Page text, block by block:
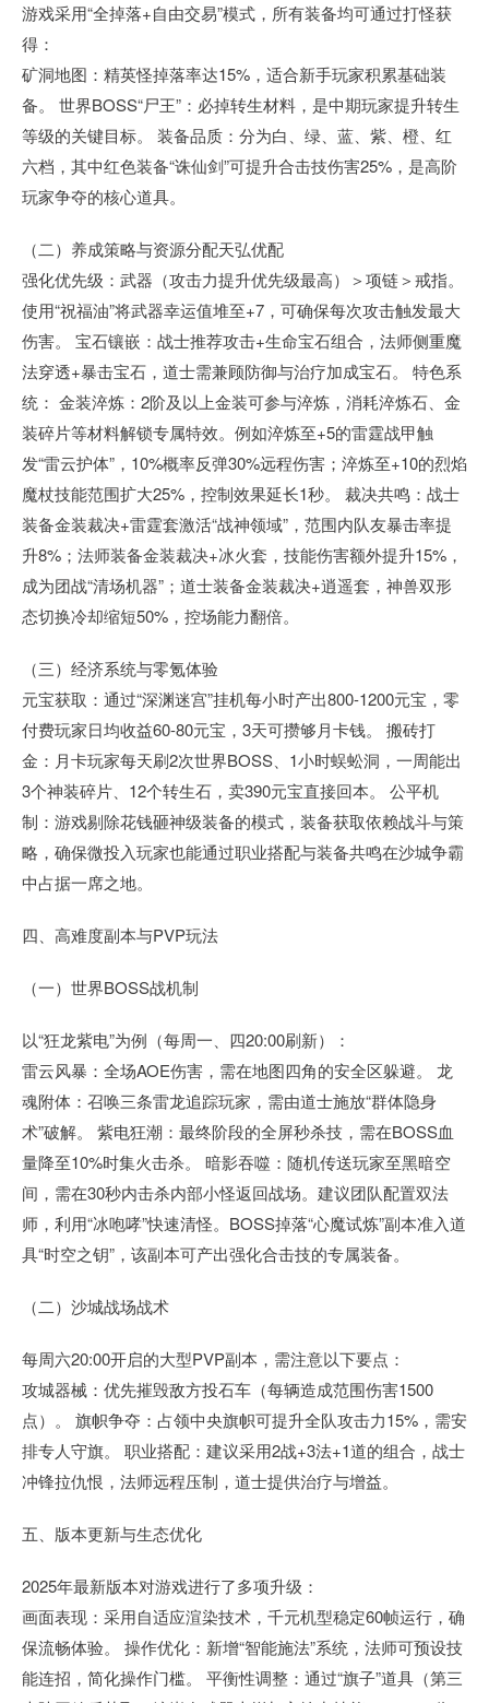
游戏采用“全掉落+自由交易”模式，所有装备均可通过打怪获
得：
矿洞地图：精英怪掉落率达15%，适合新手玩家积累基础装
备。 世界BOSS“尸王”：必掉转生材料，是中期玩家提升转生
等级的关键目标。 装备品质：分为白、绿、蓝、紫、橙、红
六档，其中红色装备“诛仙剑”可提升合击技伤害25%，是高阶
玩家争夺的核心道具。
（二）养成策略与资源分配天弘优配
强化优先级：武器（攻击力提升优先级最高）＞项链＞戒指。
使用“祝福油”将武器幸运值堆至+7，可确保每次攻击触发最大
伤害。 宝石镶嵌：战士推荐攻击+生命宝石组合，法师侧重魔
法穿透+暴击宝石，道士需兼顾防御与治疗加成宝石。 特色系
统： 金装淬炼：2阶及以上金装可参与淬炼，消耗淬炼石、金
装碎片等材料解锁专属特效。例如淬炼至+5的雷霆战甲触
发“雷云护体”，10%概率反弹30%远程伤害；淬炼至+10的烈焰
魔杖技能范围扩大25%，控制效果延长1秒。 裁决共鸣：战士
装备金装裁决+雷霆套激活“战神领域”，范围内队友暴击率提
升8%；法师装备金装裁决+冰火套，技能伤害额外提升15%，
成为团战“清场机器”；道士装备金装裁决+逍遥套，神兽双形
态切换冷却缩短50%，控场能力翻倍。
（三）经济系统与零氪体验
元宝获取：通过“深渊迷宫”挂机每小时产出800-1200元宝，零
付费玩家日均收益60-80元宝，3天可攒够月卡钱。 搬砖打
金：月卡玩家每天刷2次世界BOSS、1小时蜈蚣洞，一周能出
3个神装碎片、12个转生石，卖390元宝直接回本。 公平机
制：游戏剔除花钱砸神级装备的模式，装备获取依赖战斗与策
略，确保微投入玩家也能通过职业搭配与装备共鸣在沙城争霸
中占据一席之地。
四、高难度副本与PVP玩法
（一）世界BOSS战机制
以“狂龙紫电”为例（每周一、四20:00刷新）：
雷云风暴：全场AOE伤害，需在地图四角的安全区躲避。 龙
魂附体：召唤三条雷龙追踪玩家，需由道士施放“群体隐身
术”破解。 紫电狂潮：最终阶段的全屏秒杀技，需在BOSS血
量降至10%时集火击杀。 暗影吞噬：随机传送玩家至黑暗空
间，需在30秒内击杀内部小怪返回战场。建议团队配置双法
师，利用“冰咆哮”快速清怪。BOSS掉落“心魔试炼”副本准入道
具“时空之钥”，该副本可产出强化合击技的专属装备。
（二）沙城战场战术
每周六20:00开启的大型PVP副本，需注意以下要点：
攻城器械：优先摧毁敌方投石车（每辆造成范围伤害1500
点）。 旗帜争夺：占领中央旗帜可提升全队攻击力15%，需安
排专人守旗。 职业搭配：建议采用2战+3法+1道的组合，战士
冲锋拉仇恨，法师远程压制，道士提供治疗与增益。
五、版本更新与生态优化
2025年最新版本对游戏进行了多项升级：
画面表现：采用自适应渲染技术，千元机型稳定60帧运行，确
保流畅体验。 操作优化：新增“智能施法”系统，法师可预设技
能连招，简化操作门槛。 平衡性调整：通过“旗子”道具（第三